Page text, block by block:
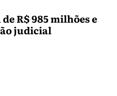
R$ 985 milhões e
judicial